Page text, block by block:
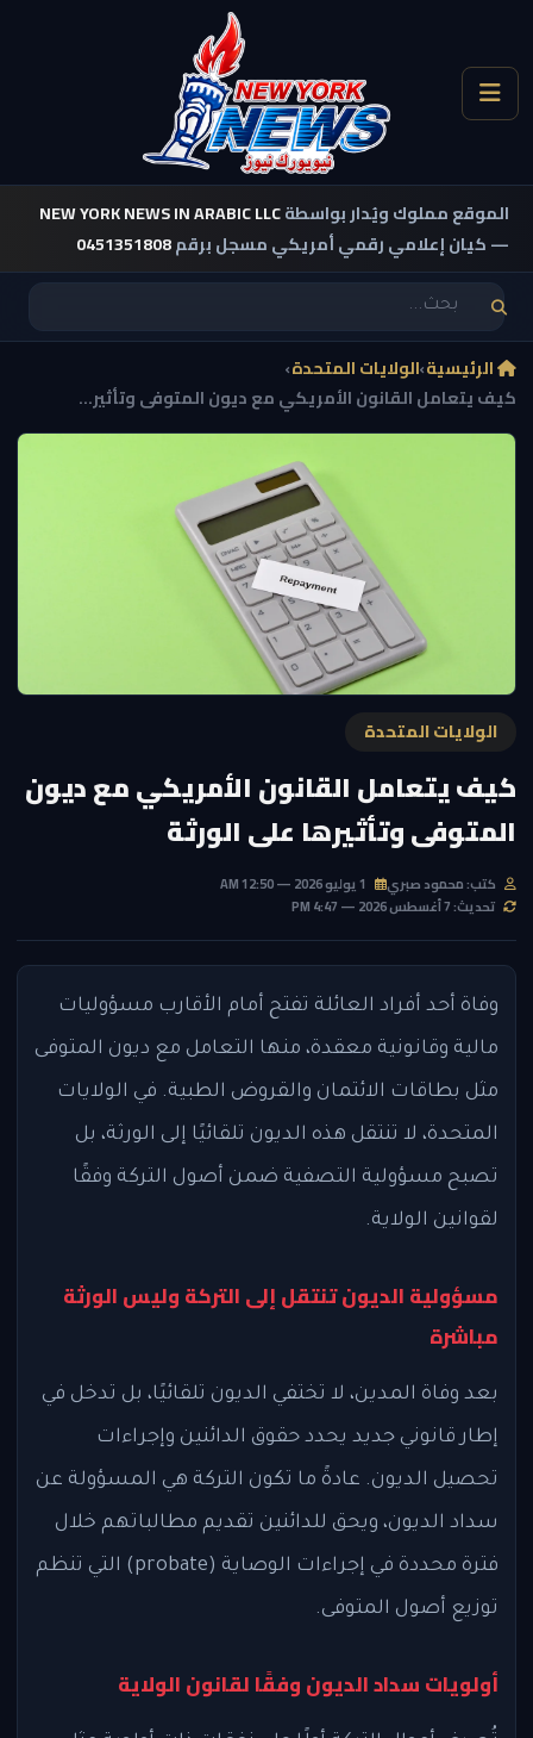
الموقع مملوك ويُدار بواسطةNEW YORK NEWS IN ARABIC LLC
— كيان إعلامي رقمي أمريكي مسجل برقم0451351808
الرئيسية›الولايات المتحدة›
كيف يتعامل القانون الأمريكي مع ديون المتوفى وتأثير...
الولايات المتحدة
كيف يتعامل القانون الأمريكي مع ديون
المتوفى وتأثيرها على الورثة
كتب: محمود صبري
تحديث: 7 أغسطس 2026 — 4:47 PM
وفاة أحد أفراد العائلة تفتح أمام الأقارب مسؤوليات
مالية وقانونية معقدة، منها التعامل مع ديون المتوفى
مثل بطاقات الائتمان والقروض الطبية. في الولايات
المتحدة، لا تنتقل هذه الديون تلقائيًا إلى الورثة، بل
تصبح مسؤولية التصفية ضمن أصول التركة وفقًا
لقوانين الولاية.
مسؤولية الديون تنتقل إلى التركة وليس الورثة
مباشرة
بعد وفاة المدين، لا تختفي الديون تلقائيًا، بل تدخل في
إطار قانوني جديد يحدد حقوق الدائنين وإجراءات
تحصيل الديون. عادةً ما تكون التركة هي المسؤولة عن
سداد الديون، ويحق للدائنين تقديم مطالباتهم خلال
فترة محددة في إجراءات الوصاية (probate) التي تنظم
توزيع أصول المتوفى.
أولويات سداد الديون وفقًا لقانون الولاية